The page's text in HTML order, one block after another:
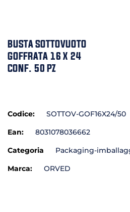
BUSTA SOTTOVUOTO
GOFFRATA 16 X 24
CONF. 50 PZ
Codice:
SOTTOV-GOF16X24/50
Ean:
8031078036662
Categoria
Packaging-
Marca:
ORVED